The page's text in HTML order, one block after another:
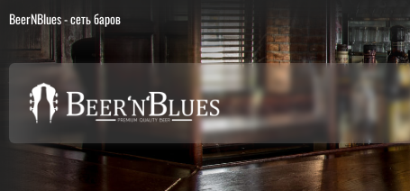
BeerNBlues - сеть баров